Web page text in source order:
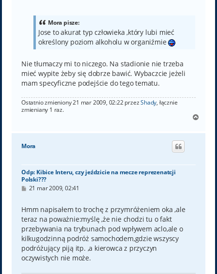
Mora pisze:
Jose to akurat typ człowieka ,który lubi mieć
określony poziom alkoholu w organiźmie
Nie tłumaczy mi to niczego. Na stadionie nie trzeba
mieć wypite żeby się dobrze bawić. Wybaczcie jeżeli
mam specyficzne podejście do tego tematu.
Ostatnio zmieniony 21 mar 2009, 02:22 przezShady, łącznie
zmieniany 1 raz.
g
Mora
Odp: Kibice Interu, czy jeździcie na mecze reprezenatcji
Polski???
P
t
21 mar 2009, 02:41
Hmm napisałem to trochę z przymróżeniem oka ,ale
teraz na poważnie:myślę ,że nie chodzi tu o fakt
przebywania na trybunach pod wpływem aclo,ale o
kilkugodzinną podróż samochodem,gdzie wszyscy
podróżujący piją itp. ,a kierowca z przyczyn
oczywistych nie może.